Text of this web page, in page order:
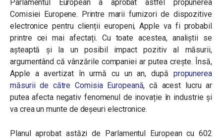
Parlamentul European a aprobat astfel propunerea
Comisiei Europene. Printre marii furnizori de dispozitive
electronice pentru clienții europeni, Apple va fi probabil
printre cei mai afectați. Cu toate acestea, analiștii se
așteaptă și la un posibil impact pozitiv al măsurii,
argumentând că vânzările companiei ar putea crește. Însă,
Apple a avertizat în urmă cu un an, după propunerea
măsurii de către Comisia Europeană, că acest lucru ar
putea afecta negativ fenomenul de inovație în industrie și
va crea un munte de deșeuri electronice.
Planul aprobat astăzi de Parlamentul European cu 602